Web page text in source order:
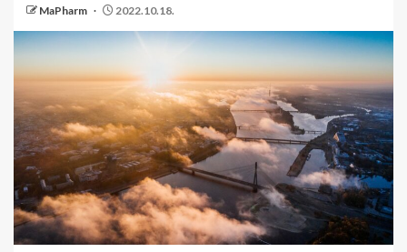
MaPharm 2022.10.18.